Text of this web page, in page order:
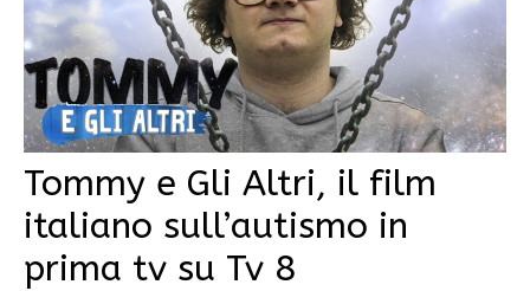
Tommy e Gli Altri, il film
italiano sull’autismo in
prima tv su Tv 8